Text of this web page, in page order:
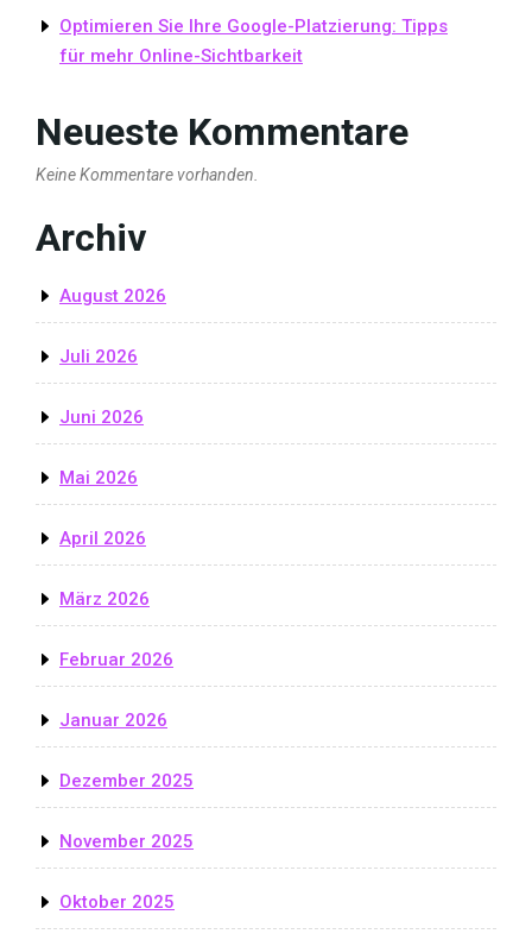
Optimieren Sie Ihre Google-Platzierung: Tipps
für mehr Online-Sichtbarkeit
Neueste Kommentare
Keine Kommentare vorhanden.
Archiv
August 2026
Juli 2026
Juni 2026
Mai 2026
April 2026
März 2026
Februar 2026
Januar 2026
Dezember 2025
November 2025
Oktober 2025